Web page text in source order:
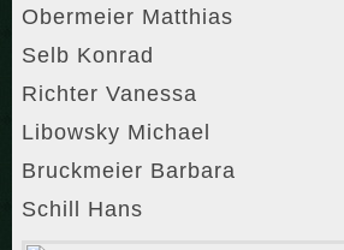
Obermeier Matthias
Selb Konrad
Richter Vanessa
Libowsky Michael
Bruckmeier Barbara
Schill Hans